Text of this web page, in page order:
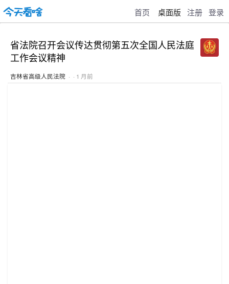
首页 桌面版 注册 登录
省法院召开会议传达贯彻第五次全国人民法庭
工作会议精神
吉林省高级人民法院 · · 1 月前